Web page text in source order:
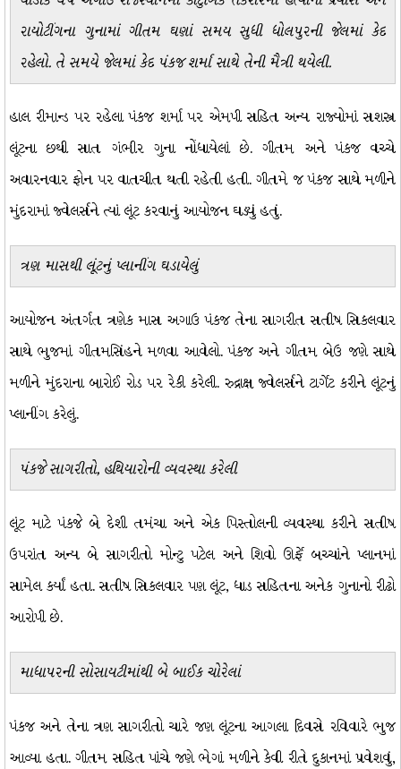
રાયોટીંગના ગુનામાં ગીતમ ઘણાં સમય સુધી ધોલપુરની જેલમાં કેદ
રહેલો. તે સમયે જેલમાં કેદ પંકજ શર્મા સાથે તેની મૈત્રી થયેલી.
હાલ રીમાન્ડ પર રહેલા પંકજ શર્મા પર એમપી સહિત અન્ય રાજ્યોમાં સશસ્ત્ર
લૂંટના છથી સાત ગંભીર ગુના નોંધાયેલાં છે. ગીતમ અને પંકજ વચ્ચે
અવારનવાર ફોન પર વાતચીત થતી રહેતી હતી. ગીતમે જ પંકજ સાથે મળીને
મુંદરામાં જ્વેલર્સને ત્યાં લૂંટ કરવાનું આયોજન ઘડ્યું હતું.
ત્રણ માસથી લૂંટનું પ્લાનીંગ ઘડાયેલું
આયોજન અંતર્ગત ત્રણેક માસ અગાઉ પંકજ તેના સાગરીત સતીષ સિકલવાર
સાથે ભુજમાં ગીતમસિંહને મળવા આવેલો. પંકજ અને ગીતમ બેઉ જણે સાથે
મળીને મુંદરાના બારોઈ રોડ પર રેકી કરેલી. રુદ્રાક્ષ જ્વેલર્સને ટાર્ગેટ કરીને લૂંટનું
પ્લાનીંગ કરેલું.
પંકજે સાગરીતો, હથિયારોની વ્યવસ્થા કરેલી
લૂંટ માટે પંકજે બે દેશી તમંચા અને એક પિસ્તોલની વ્યવસ્થા કરીને સતીષ
ઉપરાંત અન્ય બે સાગરીતો મોન્ટુ પટેલ અને શિવો ઊર્ફે બચ્ચાંને પ્લાનમાં
સામેલ કર્યાં હતા. સતીષ સિકલવાર પણ લૂંટ, ધાડ સહિતના અનેક ગુનાનો રીઢો
આરોપી છે.
માધાપરની સોસાયટીમાંથી બે બાઈક ચોરેલાં
પંકજ અને તેના ત્રણ સાગરીતો ચારે જણ લૂંટના આગલા દિવસે રવિવારે ભુજ
આવ્યા હતા. ગીતમ સહિત પાંચે જણે ભેગાં મળીને કેવી રીતે દુકાનમાં પ્રવેશવું,